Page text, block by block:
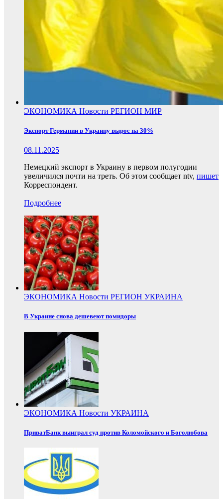
ЭКОНОМИКА Новости РЕГИОН МИР
Экспорт Германии в Украину вырос на 30%
08.11.2025
Немецкий экспорт в Украину в первом полугодии
увеличился почти на треть. Об этом сообщает ntv, пишет
Корреспондент.
Подробнее
ЭКОНОМИКА Новости РЕГИОН УКРАИНА
В Украине снова дешевеют помидоры
ЭКОНОМИКА Новости УКРАИНА
ПриватБанк выиграл суд против Коломойского и Боголюбова